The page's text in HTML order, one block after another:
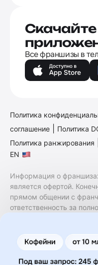
Скачайте
Все франшизы в
Политика
соглашение
Политика
Политика ранжирования
EN
Информация о
является офертой.
прямом общении с
ответственность за
финансовые услуги.
коммерческой
правообладателями/их